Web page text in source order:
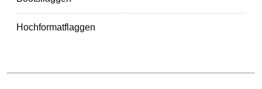
Hochformatflaggen